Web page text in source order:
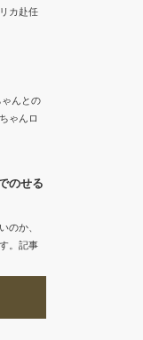
カ赴任
んとの
ゃんロ
のせる
のか、
。記事